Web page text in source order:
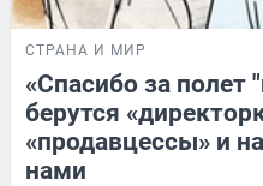
СТРАНА И МИР
«Спасибо за полет
берутся
«продавцессы» и
нами